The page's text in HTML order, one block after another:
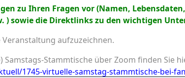
zu Ihren Fragen vor (Namen,
sowie die Direktlinks zu den wichtigen
aufzuzeichnen.
Stammtische über Zoom finden Sie
1745-virtuelle-samstag-stammtische-bei-